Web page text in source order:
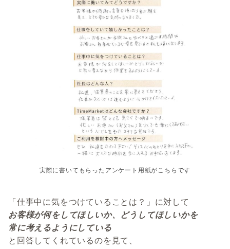
実際に書いてもらったアンケート用紙がこちらです
「仕事中に気をつけていることは？」に対して
お客様が何をしてほしいか、どうしてほしいかを
常に考えるようにしている
と回答してくれているのを見て、